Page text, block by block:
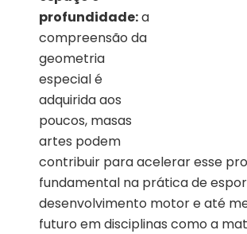
profundidade:a
compreensão da
geometria
especial é
adquirida aos
poucos, masas
artes podem
contribuir para acelerar esse
fundamental na prática de
desenvolvimento motor e até
futuro em disciplinas como a